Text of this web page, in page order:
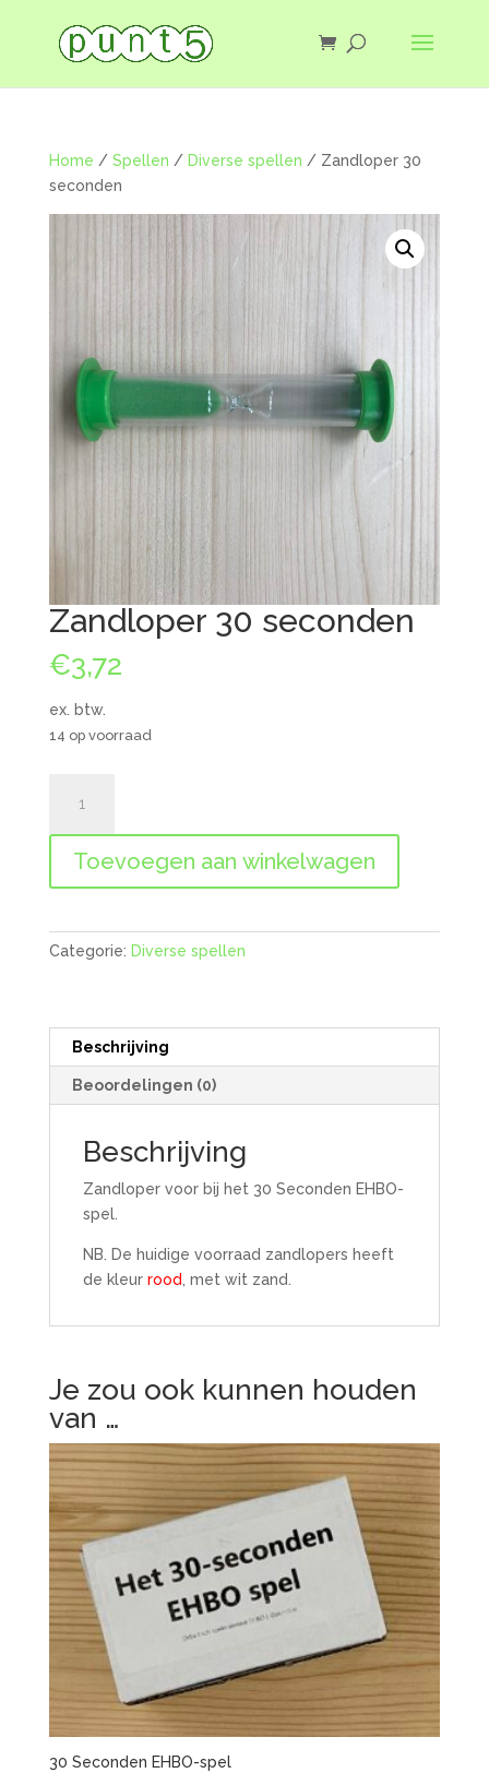
Home / Spellen / Diverse spellen / Zandloper 30
seconden
Zandloper 30 seconden
€3,72
ex. btw.
14 op voorraad
seconden
aantalToevoegen aan winkelwagen
Categorie: Diverse spellen
Beschrijving
Beoordelingen (0)
Beschrijving
Zandloper voor bij het 30 Seconden EHBO-
spel.
NB. De huidige voorraad zandlopers heeft
de kleur rood, met wit zand.
Je zou ook kunnen houden
van …
30 Seconden EHBO-spel